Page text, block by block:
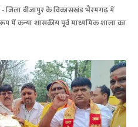
- जिला बीजापुर के विकासखंड भैरमगढ़ में
में कन्या शासकीय पूर्व माध्यमिक शाला का